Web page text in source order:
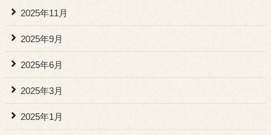
2025年11月
2025年9月
2025年6月
2025年3月
2025年1月